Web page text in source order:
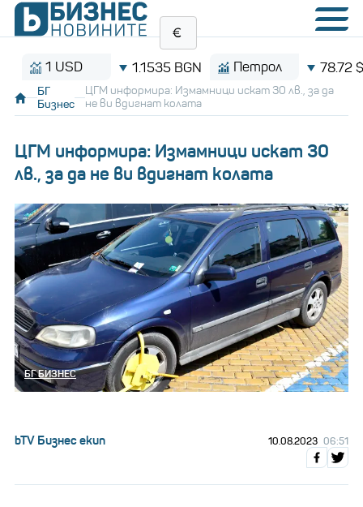
1 USD 1.1535 BGN Петрол 78.72 $/
БГ
Бизнес
ЦГМ информира: Измамници искат 30 лв., за да
не ви вдигнат колата
ЦГМ информира: Измамници искат 30
лв., за да не ви вдигнат колата
БГ БИЗНЕС
bTV Бизнес екип 10.08.2023 06:51